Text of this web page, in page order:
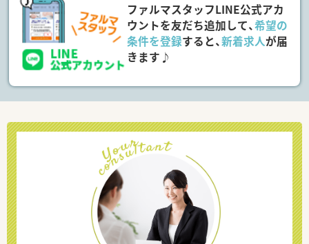
ファルマスタッフLINE公式アカ
ウントを友だち追加して、希望の
条件を登録すると、新着求人が届
きます♪